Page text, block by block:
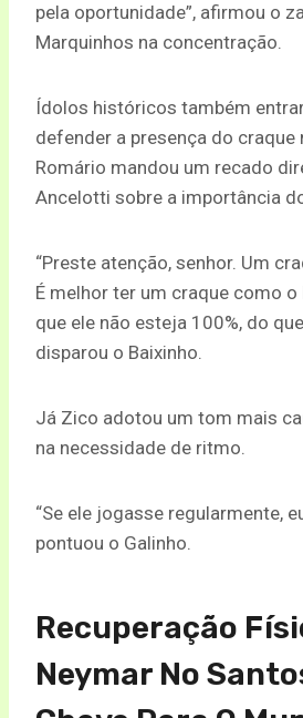
pela oportunidade”, afirmou o
Marquinhos na concentração.
Ídolos históricos também
defender a presença do craque
Romário mandou um recado
Ancelotti sobre a importância
“Preste atenção, senhor. Um
É melhor ter um craque como o
que ele não esteja 100%, do
disparou o Baixinho.
Já Zico adotou um tom mais
na necessidade de ritmo.
“Se ele jogasse regularmente,
pontuou o Galinho.
Recuperação
Neymar No